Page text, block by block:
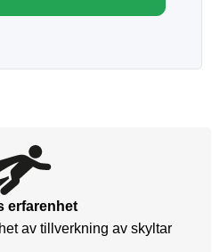
erfarenhet
av tillverkning av skyltar